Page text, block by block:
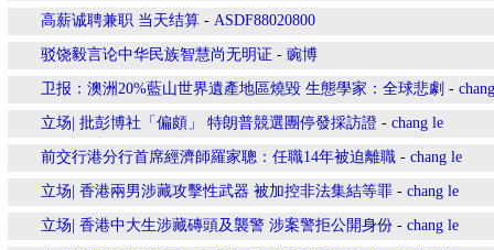
高薪诚聘兼职 当天结算 - ASDF88020800
驳饶毅言论中华民族智慧尚无明证 - 豌博
卫报：澳洲20%藍山世界遺產地區燒毀 生態學家：全球悲劇 -
立场| 批彭博社「偏頗」 特朗普競選團停發採訪證 - chang le
前交行港分行首席經濟師羅家聰：任職14年被迫離職 - chang le
立场| 香港兩男涉藏攻擊性武器 被加控非法集結等罪 - chang le
立场| 香港中大生涉藏磚頭及襲警 涉案警拒公開身份 - chang le